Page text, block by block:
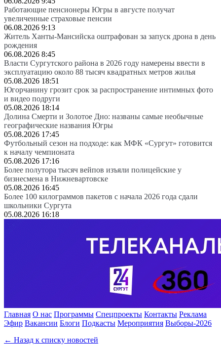
Работающие пенсионеры Югры в августе получат
увеличенные страховые пенсии
06.08.2026 9:13
Житель Ханты-Мансийска оштрафован за запуск дрона в день
рождения
06.08.2026 8:45
Власти Сургутского района в 2026 году намерены ввести в
эксплуатацию около 88 тысяч квадратных метров жилья
05.08.2026 18:51
Югорчанину грозит срок за распространение интимных фото
и видео подруги
05.08.2026 18:14
Долина Смерти и Золотое Дно: названы самые необычные
географические названия Югры
05.08.2026 17:45
Футбольный сезон на подходе: как МФК «Сургут» готовится
к началу чемпионата
05.08.2026 17:16
Более полутора тысяч вейпов изъяли полицейские у
бизнесмена в Нижневартовске
05.08.2026 16:45
Более 100 килограммов пакетов с начала 2026 года сдали
школьники Сургута
05.08.2026 16:18
Главная О нас Программы Спецпроекты Контакты Реклама
Эфир Вакансии Блоги Подкасты Мероприятия Выборы-2026
← Назад к списку новостей